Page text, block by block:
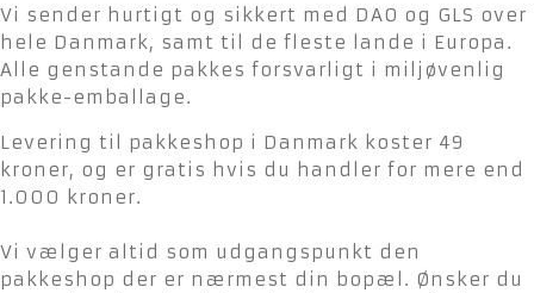
Vi sender hurtigt og sikkert med DAO og GLS over
hele Danmark, samt til de fleste lande i Europa.
Alle genstande pakkes forsvarligt i miljøvenlig
pakke-emballage.
Levering til pakkeshop i Danmark koster 49
kroner, og er gratis hvis du handler for mere end
1.000 kroner.
Vi vælger altid som udgangspunkt den
pakkeshop der er nærmest din bopæl. Ønsker du